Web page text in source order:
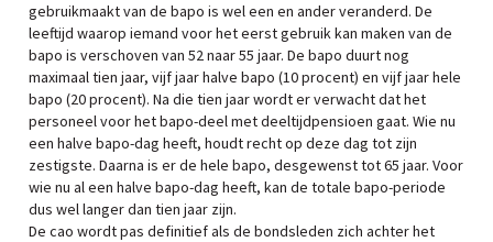
gebruikmaakt van de bapo is wel een en ander veranderd. De
leeftijd waarop iemand voor het eerst gebruik kan maken van de
bapo is verschoven van 52 naar 55 jaar. De bapo duurt nog
maximaal tien jaar, vijf jaar halve bapo (10 procent) en vijf jaar hele
bapo (20 procent). Na die tien jaar wordt er verwacht dat het
personeel voor het bapo-deel met deeltijdpensioen gaat. Wie nu
een halve bapo-dag heeft, houdt recht op deze dag tot zijn
zestigste. Daarna is er de hele bapo, desgewenst tot 65 jaar. Voor
wie nu al een halve bapo-dag heeft, kan de totale bapo-periode
dus wel langer dan tien jaar zijn.
De cao wordt pas definitief als de bondsleden zich achter het